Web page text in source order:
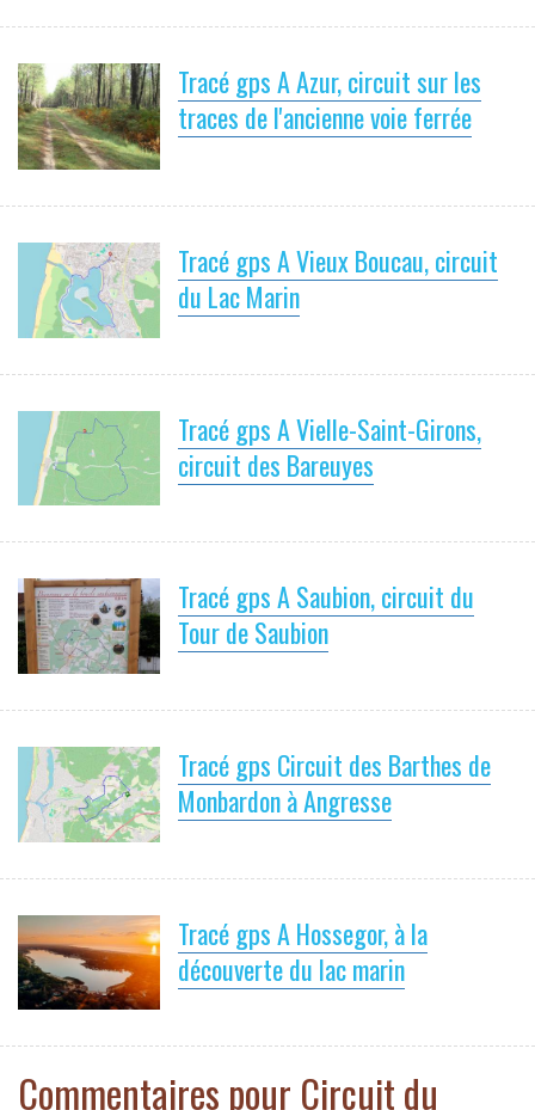
Tracé gps A Azur, circuit sur les
traces de l'ancienne voie ferrée
Tracé gps A Vieux Boucau, circuit
du Lac Marin
Tracé gps A Vielle-Saint-Girons,
circuit des Bareuyes
Tracé gps A Saubion, circuit du
Tour de Saubion
Tracé gps Circuit des Barthes de
Monbardon à Angresse
Tracé gps A Hossegor, à la
découverte du lac marin
Commentaires pour Circuit du